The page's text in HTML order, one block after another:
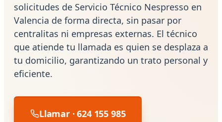
solicitudes de Servicio Técnico Nespresso en
Valencia de forma directa, sin pasar por
centralitas ni empresas externas. El técnico
que atiende tu llamada es quien se desplaza a
tu domicilio, garantizando un trato personal y
eficiente.
Llamar · 624 155 985